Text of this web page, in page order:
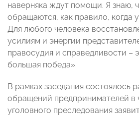
наверняка ждут помощи. Я знаю,
обращаются, как правило, когда
Для любого человека
усилиям и энергии
правосудия и справедливости –
большая победа».
В рамках заседания состоялось
обращений предпринимателей в
уголовного преследования